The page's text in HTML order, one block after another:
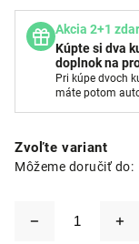
Zvoľte variant
Môžeme doručiť do:
Akcia 2+1
Kúpte si dva
doplnok na
Pri kúpe dvoch
máte potom